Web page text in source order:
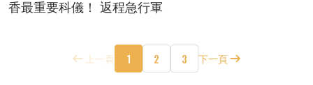
香最重要科儀！ 返程急行軍
上一頁 1 2 3 下一頁